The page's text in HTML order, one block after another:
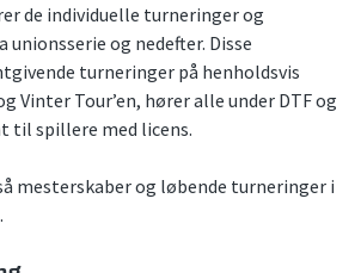
de individuelle turneringer og
og nedefter. Disse
turneringer på henholdsvis
Vinter Tour’en, hører alle under DTF og
til spillere med licens.
mesterskaber og løbende turneringer i